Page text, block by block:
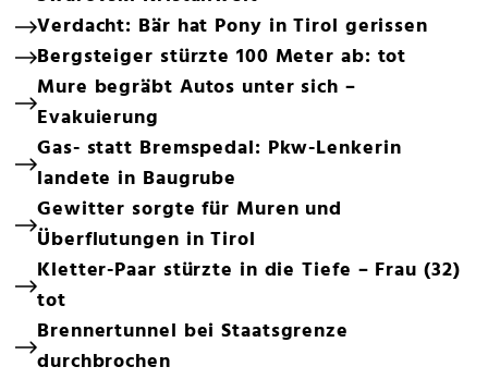
Verdacht: Bär hat Pony in Tirol gerissen
Bergsteiger stürzte 100 Meter ab: tot
Mure begräbt Autos unter sich –
Evakuierung
Gas- statt Bremspedal: Pkw-Lenkerin
landete in Baugrube
Gewitter sorgte für Muren und
Überflutungen in Tirol
Kletter-Paar stürzte in die Tiefe – Frau (32)
tot
Brennertunnel bei Staatsgrenze
durchbrochen